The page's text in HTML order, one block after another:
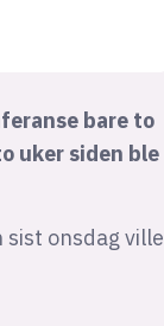
bare to
uker siden ble
onsdag ville